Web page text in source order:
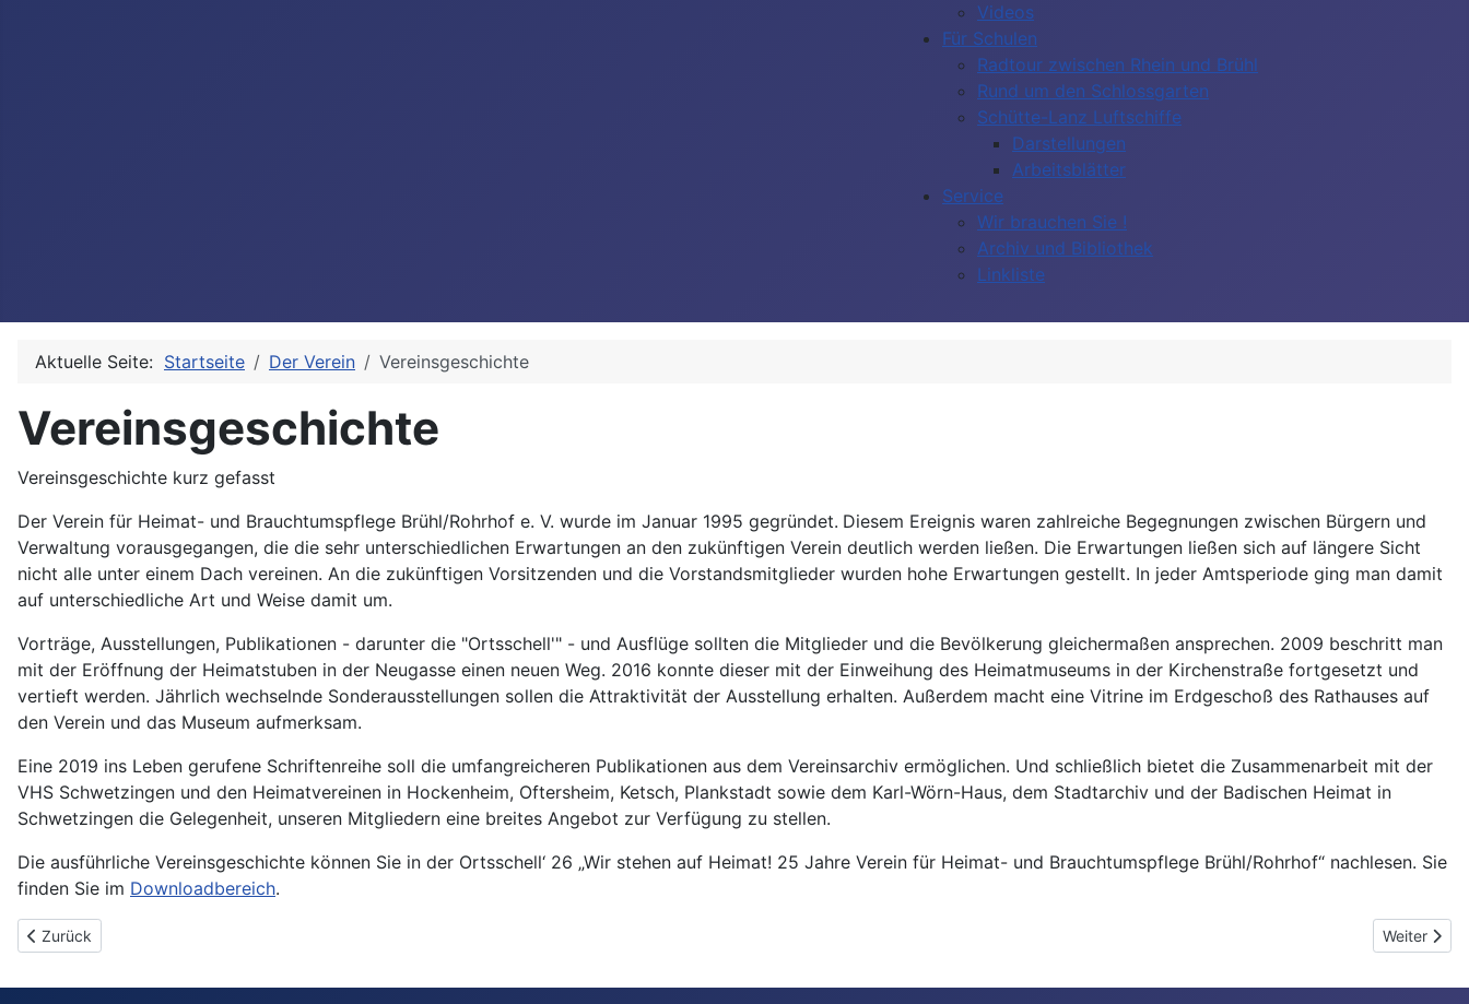
Videos
Für Schulen
Radtour zwischen Rhein und Brühl
Rund um den Schlossgarten
Schütte-Lanz Luftschiffe
Darstellungen
Arbeitsblätter
Service
Wir brauchen Sie !
Archiv und Bibliothek
Linkliste
Aktuelle Seite: Startseite Der Verein Vereinsgeschichte
Vereinsgeschichte
Vereinsgeschichte kurz gefasst
Der Verein für Heimat- und Brauchtumspflege Brühl/Rohrhof e. V. wurde im Januar 1995 gegründet. Diesem Ereignis waren zahlreiche Begegnungen zwischen Bürgern und
Verwaltung vorausgegangen, die die sehr unterschiedlichen Erwartungen an den zukünftigen Verein deutlich werden ließen. Die Erwartungen ließen sich auf längere Sicht
nicht alle unter einem Dach vereinen. An die zukünftigen Vorsitzenden und die Vorstandsmitglieder wurden hohe Erwartungen gestellt. In jeder Amtsperiode ging man damit
auf unterschiedliche Art und Weise damit um.
Vorträge, Ausstellungen, Publikationen - darunter die "Ortsschell'" - und Ausflüge sollten die Mitglieder und die Bevölkerung gleichermaßen ansprechen. 2009 beschritt man
mit der Eröffnung der Heimatstuben in der Neugasse einen neuen Weg. 2016 konnte dieser mit der Einweihung des Heimatmuseums in der Kirchenstraße fortgesetzt und
vertieft werden. Jährlich wechselnde Sonderausstellungen sollen die Attraktivität der Ausstellung erhalten. Außerdem macht eine Vitrine im Erdgeschoß des Rathauses auf
den Verein und das Museum aufmerksam.
Eine 2019 ins Leben gerufene Schriftenreihe soll die umfangreicheren Publikationen aus dem Vereinsarchiv ermöglichen. Und schließlich bietet die Zusammenarbeit mit der
VHS Schwetzingen und den Heimatvereinen in Hockenheim, Oftersheim, Ketsch, Plankstadt sowie dem Karl-Wörn-Haus, dem Stadtarchiv und der Badischen Heimat in
Schwetzingen die Gelegenheit, unseren Mitgliedern eine breites Angebot zur Verfügung zu stellen.
Die ausführliche Vereinsgeschichte können Sie in der Ortsschell‘ 26 „Wir stehen auf Heimat! 25 Jahre Verein für Heimat- und Brauchtumspflege Brühl/Rohrhof“ nachlesen. Sie
finden Sie im Downloadbereich.
Vorheriger Beitrag: Unsere Standorte: Zwei Museen, ein Archiv
Zurück Nächster
Weiter